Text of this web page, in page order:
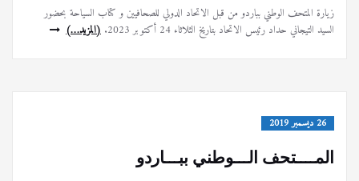
زيارة المتحف الوطني بباردو من قبل الاتحاد الدولي للصحافيين و كتاب السياحة بحضور
السيد التيجاني حداد رئيس الاتحاد بتاريخ الثلاثاء 24 أكتوبر 2023. (المزيد…)
26 ديسمبر 2019
المــــتحف الـــوطني ببـــاردو